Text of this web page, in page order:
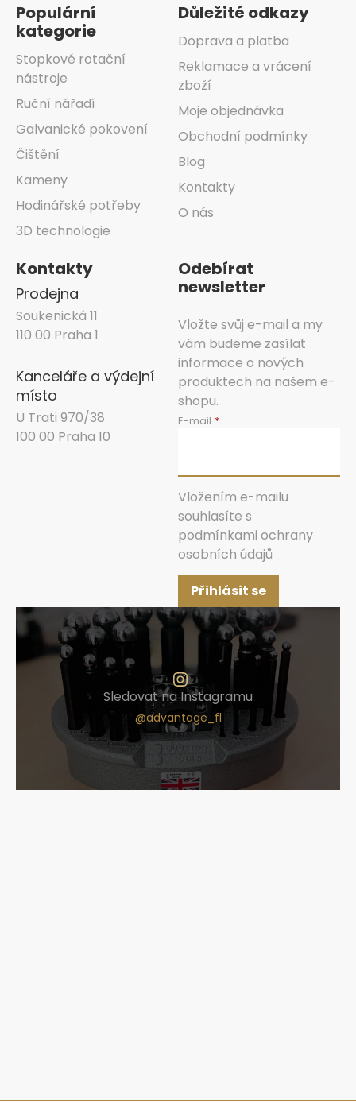
Populární
kategorie
Stopkové rotační
nástroje
Ruční nářadí
Galvanické pokovení
Čištění
Kameny
Hodinářské potřeby
3D technologie
Důležité odkazy
Doprava a platba
Reklamace a vrácení
zboží
Moje objednávka
Obchodní podmínky
Blog
Kontakty
O nás
Kontakty
Prodejna
Soukenická 11
110 00 Praha 1
Kanceláře a výdejní
místo
U Trati 970/38
100 00 Praha 10
Odebírat
newsletter
Vložte svůj e-mail a my
vám budeme zasílat
informace o nových
produktech na našem e-
shopu.
E-mail
Vložením e-mailu
souhlasíte s
podmínkami ochrany
osobních údajů
Přihlásit se
Sledovat na Instagramu